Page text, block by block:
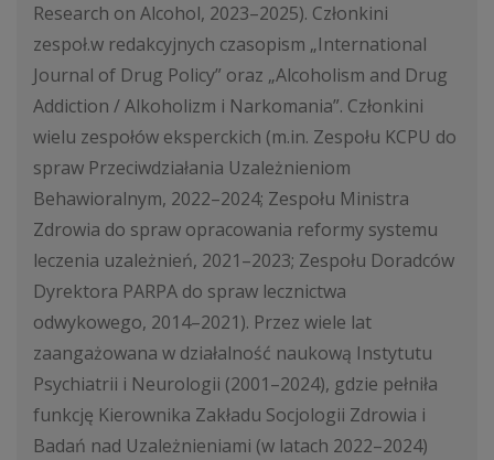
Research on Alcohol, 2023–2025). Członkini
zespoł.w redakcyjnych czasopism „International
Journal of Drug Policy” oraz „Alcoholism and Drug
Addiction / Alkoholizm i Narkomania”. Członkini
wielu zespołów eksperckich (m.in. Zespołu KCPU do
spraw Przeciwdziałania Uzależnieniom
Behawioralnym, 2022–2024; Zespołu Ministra
Zdrowia do spraw opracowania reformy systemu
leczenia uzależnień, 2021–2023; Zespołu Doradców
Dyrektora PARPA do spraw lecznictwa
odwykowego, 2014–2021). Przez wiele lat
zaangażowana w działalność naukową Instytutu
Psychiatrii i Neurologii (2001–2024), gdzie pełniła
funkcję Kierownika Zakładu Socjologii Zdrowia i
Badań nad Uzależnieniami (w latach 2022–2024)